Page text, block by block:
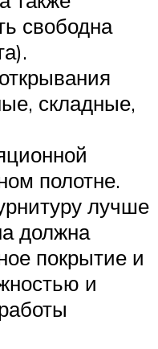
свободна
складные,
полотне.
лучше
должна
покрытие и
и